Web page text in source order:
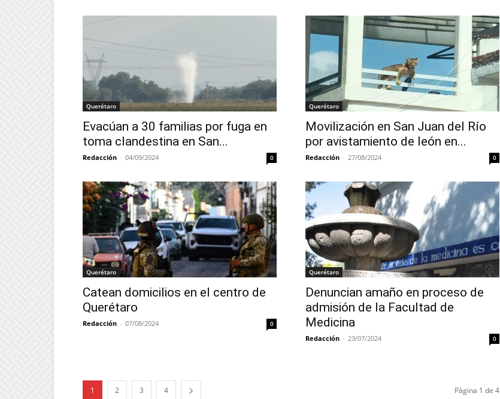
Querétaro
Evacúan a 30 familias por fuga en
toma clandestina en San...
Redacción - 04/09/2024 0
Querétaro
Movilización en San Juan del Río
por avistamiento de león en...
Redacción - 27/08/2024 0
Querétaro
Catean domicilios en el centro de
Querétaro
Redacción - 07/08/2024 0
Querétaro
Denuncian amaño en proceso de
admisión de la Facultad de
Medicina
Redacción - 23/07/2024 0
1 2 3 4 Página 1 de 4